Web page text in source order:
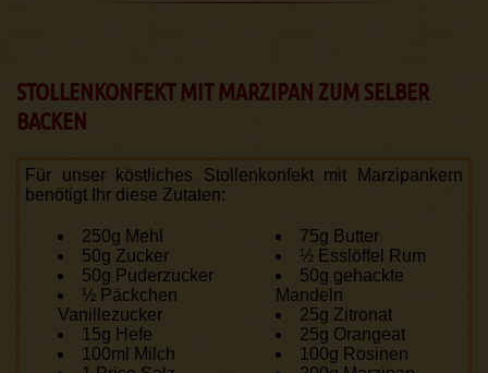
STOLLENKONFEKT MIT MARZIPAN ZUM SELBER
BACKEN
Für unser köstliches Stollenkonfekt mit Marzipan­kern
benötigt Ihr diese Zutaten:
250g Mehl
50g Zucker
50g Puderzucker
½ Päckchen
Vanillezucker
15g Hefe
100ml Milch
75g Butter
½ Esslöffel Rum
50g gehackte
Mandeln
25g Zitronat
25g Orangeat
100g Rosinen